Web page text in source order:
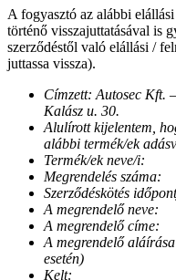
A fogyasztó az alábbi
történő visszajuttatásával is
szerződéstől való elállási /
juttassa vissza).
Címzett: Autosec Kft.
Kalász u. 30.
Alulírott kijelentem,
alábbi termék/ek
Termék/ek neve/i:
Megrendelés száma:
Szerződéskötés
A megrendelő neve:
A megrendelő címe:
A megrendelő
esetén)
Kelt: